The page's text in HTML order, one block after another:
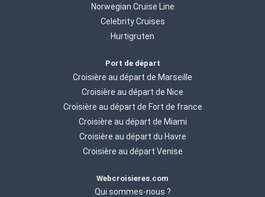
Norwegian Cruise Line
Celebrity Cruises
Hurtigruten
Port de départ
Croisière au départ de Marseille
Croisière au départ de Nice
Croisière au départ de Fort de france
Croisière au départ de Miami
Croisière au départ du Havre
Croisière au départ Venise
Webcroisieres.com
Qui sommes-nous ?